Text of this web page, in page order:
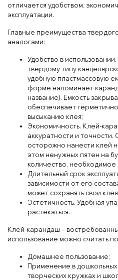
отличается удобством,
эксплуатации.
Главные преимущества
аналогами:
Удобство в
твердому типу
удобную пластмассовую
форме напоминает
название). Емкость
обеспечивает
высыханию клея;
Экономичность. Клей-
аккуратности и
осторожно нанести клей
этом ненужных пятен на
количество, необходимое
Длительный срок
зависимости от его
может сохранять свои
Эстетичность. Удобная
растекаться.
Клей-карандаш –
использование можно считать
Домашнее пользование;
Применение в дошкольных
творческих кружках и